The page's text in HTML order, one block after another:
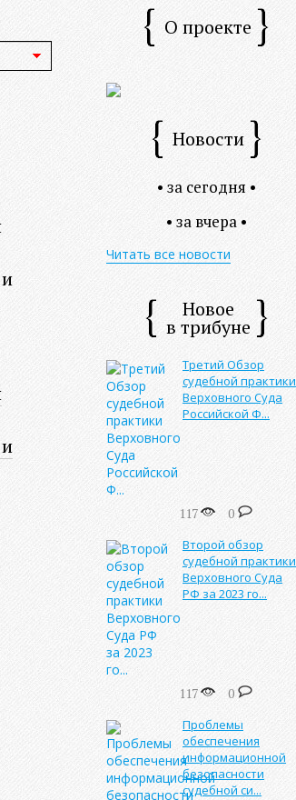
О проекте
Новости
• за сегодня •
• за вчера •
Читать все новости
Новое
в трибуне
Третий Обзор
судебной практики
Верховного Суда
Российской Ф...
117 0
Второй обзор
судебной практики
Верховного Суда
РФ за 2023 го...
117 0
Проблемы
обеспечения
информационной
безопасности
судебной си...